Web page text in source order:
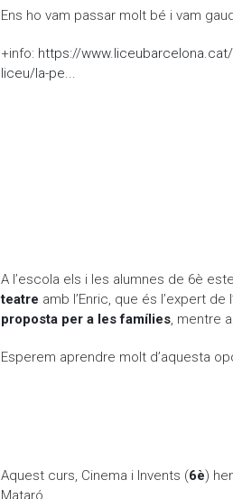
Ens ho vam passar molt bé i vam
+info: https://
liceu/la-pe...
A l’escola els i les alumnes de 6è
teatre amb l’Enric, que és l’expert de
proposta per a les famílies, mentre
Esperem aprendre molt d’aquesta
Aquest curs, Cinema i Invents (6è)
Mataró.